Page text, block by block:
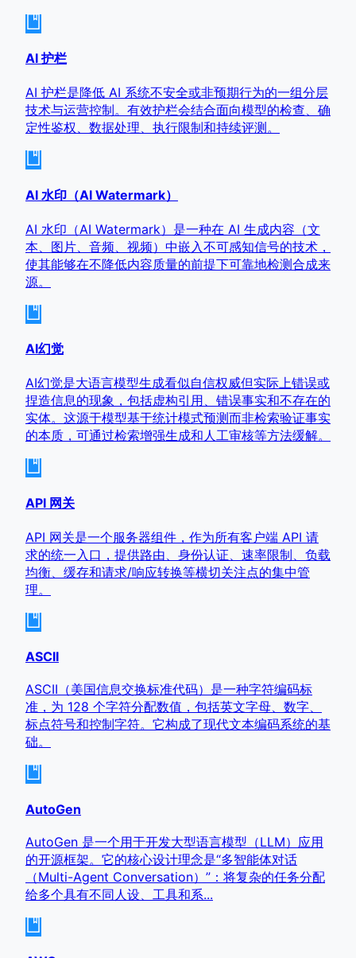
AI 护栏
AI 护栏是降低 AI 系统不安全或非预期行为的一组分层
技术与运营控制。有效护栏会结合面向模型的检查、确
定性鉴权、数据处理、执行限制和持续评测。
AI 水印（AI Watermark）
AI 水印（AI Watermark）是一种在 AI 生成内容（文
本、图片、音频、视频）中嵌入不可感知信号的技术，
使其能够在不降低内容质量的前提下可靠地检测合成来
源。
AI幻觉
AI幻觉是大语言模型生成看似自信权威但实际上错误或
捏造信息的现象，包括虚构引用、错误事实和不存在的
实体。这源于模型基于统计模式预测而非检索验证事实
的本质，可通过检索增强生成和人工审核等方法缓解。
API 网关
API 网关是一个服务器组件，作为所有客户端 API 请
求的统一入口，提供路由、身份认证、速率限制、负载
均衡、缓存和请求/响应转换等横切关注点的集中管
理。
ASCII
ASCII（美国信息交换标准代码）是一种字符编码标
准，为 128 个字符分配数值，包括英文字母、数字、
标点符号和控制字符。它构成了现代文本编码系统的基
础。
AutoGen
AutoGen 是一个用于开发大型语言模型（LLM）应用
的开源框架。它的核心设计理念是“多智能体对话
（Multi-Agent Conversation）”：将复杂的任务分配
给多个具有不同人设、工具和系...